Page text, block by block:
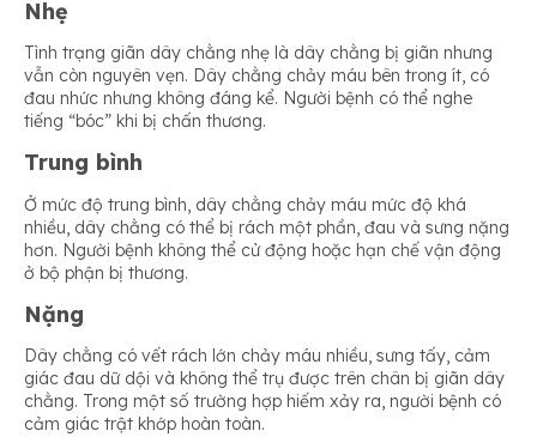
Nhẹ
Tình trạng giãn dây chằng nhẹ là dây chằng bị giãn nhưng
vẫn còn nguyên vẹn. Dây chằng chảy máu bên trong ít, có
đau nhức nhưng không đáng kể. Người bệnh có thể nghe
tiếng “bóc” khi bị chấn thương.
Trung bình
Ở mức độ trung bình, dây chằng chảy máu mức độ khá
nhiều, dây chằng có thể bị rách một phần, đau và sưng nặng
hơn. Người bệnh không thể cử động hoặc hạn chế vận động
ở bộ phận bị thương.
Nặng
Dây chằng có vết rách lớn chảy máu nhiều, sưng tấy, cảm
giác đau dữ dội và không thể trụ được trên chân bị giãn dây
chằng. Trong một số trường hợp hiếm xảy ra, người bệnh có
cảm giác trật khớp hoàn toàn.